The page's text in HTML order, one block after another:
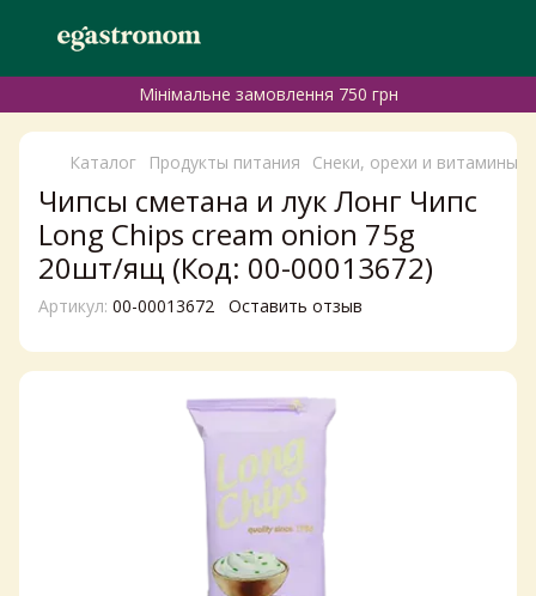
Мінімальне замовлення 750 грн
Каталог Продукты питания Снеки, орехи и витамины
Чипсы сметана и лук Лонг Чипс
Long Chips cream onion 75g
20шт/ящ (Код: 00-00013672)
Артикул: 00-00013672 Оставить отзыв